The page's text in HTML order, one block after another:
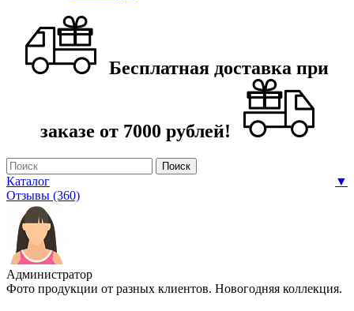
Бесплатная доставка при
заказе от 7000 рублей!
Каталог
▼
Отзывы (360)
Администратор
Фото продукции от разных клиентов. Новогодняя коллекция.